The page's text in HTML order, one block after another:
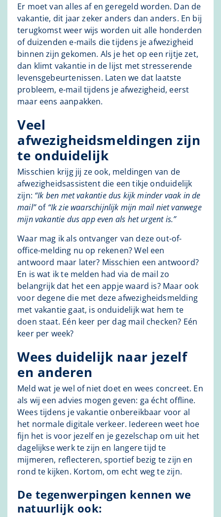
Er moet van alles af en geregeld worden. Dan de
vakantie, dit jaar zeker anders dan anders. En bij
terugkomst weer wijs worden uit alle honderden
of duizenden e-mails die tijdens je afwezigheid
binnen zijn gekomen. Als je het op een rijtje zet,
dan klimt vakantie in de lijst met stresserende
levensgebeurtenissen. Laten we dat laatste
probleem, e-mail tijdens je afwezigheid, eerst
maar eens aanpakken.
Veel
afwezigheidsmeldingen zijn
te onduidelijk
Misschien krijg jij ze ook, meldingen van de
afwezigheidsassistent die een tikje onduidelijk
zijn: “Ik ben met vakantie dus kijk minder vaak in de
mail”of “Ik zie waarschijnlijk mijn mail niet vanwege
mijn vakantie dus app even als het urgent is.”
Waar mag ik als ontvanger van deze out-of-
office-melding nu op rekenen? Wel een
antwoord maar later? Misschien een antwoord?
En is wat ik te melden had via de mail zo
belangrijk dat het een appje waard is? Maar ook
voor degene die met deze afwezigheidsmelding
met vakantie gaat, is onduidelijk wat hem te
doen staat. Eén keer per dag mail checken? Eén
keer per week?
Wees duidelijk naar jezelf
en anderen
Meld wat je wel of niet doet en wees concreet. En
als wij een advies mogen geven: ga écht offline.
Wees tijdens je vakantie onbereikbaar voor al
het normale digitale verkeer. Iedereen weet hoe
fijn het is voor jezelf en je gezelschap om uit het
dagelijkse werk te zijn en langere tijd te
mijmeren, reflecteren, sportief bezig te zijn en
rond te kijken. Kortom, om echt weg te zijn.
De tegenwerpingen kennen we
natuurlijk ook: